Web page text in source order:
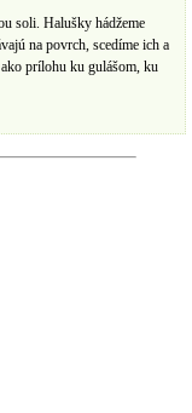
soli. Halušky hádžeme
na povrch, scedíme ich a
ako prílohu ku gulášom, ku